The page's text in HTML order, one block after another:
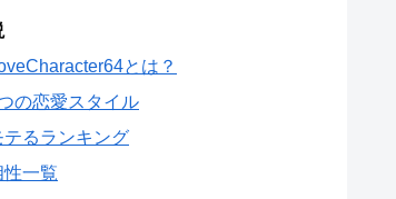
とは？
の恋愛スタイル
テるランキング
性一覧